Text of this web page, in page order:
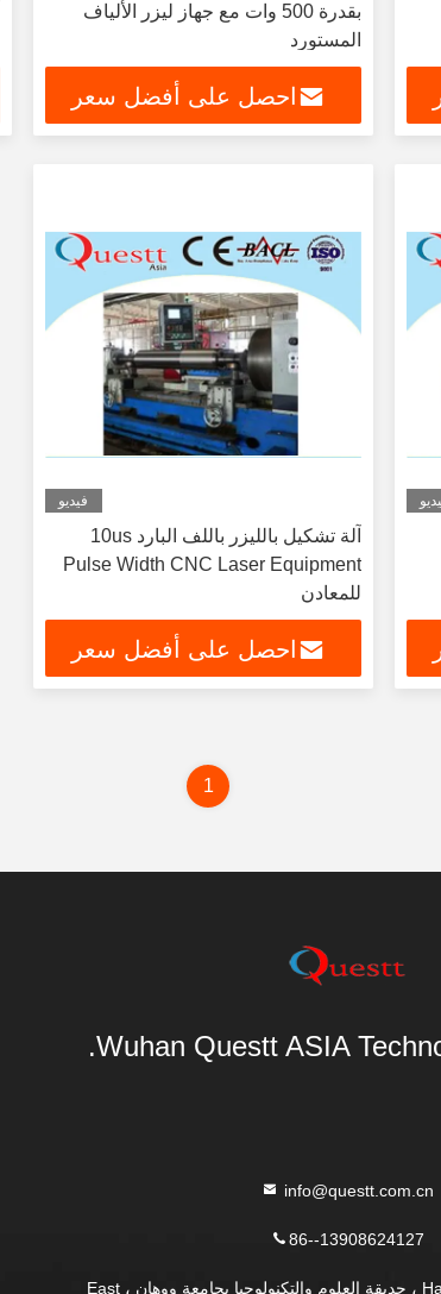
بقدرة 500 وات مع جهاز ليزر الألياف
المستورد
احصل على أفضل سعر
فيديو
آلة تشكيل بالليزر باللف البارد 10us
Pulse Width CNC Laser Equipment
للمعادن
احصل على أفضل سعر
1
Wuhan Questt ASIA
info@questt.com.cn
86--13908624127
A7-101 ، مبنى Hangyu ، حديقة العلوم والتكنولوجيا بجامعة ووهان ، East